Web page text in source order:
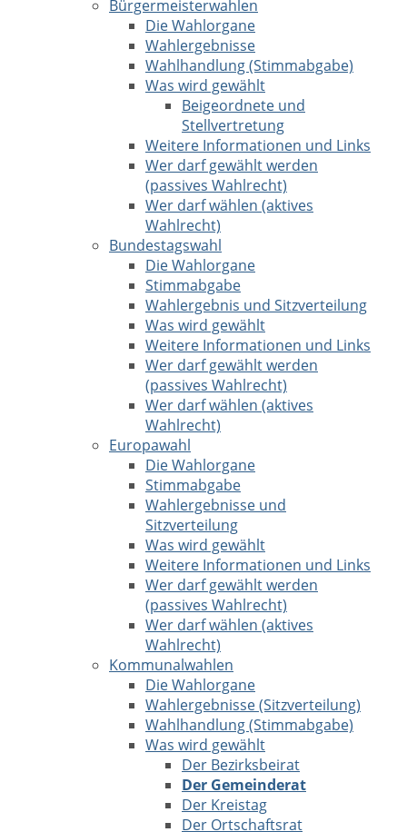
Bürgermeisterwahlen
Die Wahlorgane
Wahlergebnisse
Wahlhandlung (Stimmabgabe)
Was wird gewählt
Beigeordnete und
Stellvertretung
Weitere Informationen und Links
Wer darf gewählt werden
(passives Wahlrecht)
Wer darf wählen (aktives
Wahlrecht)
Bundestagswahl
Die Wahlorgane
Stimmabgabe
Wahlergebnis und Sitzverteilung
Was wird gewählt
Weitere Informationen und Links
Wer darf gewählt werden
(passives Wahlrecht)
Wer darf wählen (aktives
Wahlrecht)
Europawahl
Die Wahlorgane
Stimmabgabe
Wahlergebnisse und
Sitzverteilung
Was wird gewählt
Weitere Informationen und Links
Wer darf gewählt werden
(passives Wahlrecht)
Wer darf wählen (aktives
Wahlrecht)
Kommunalwahlen
Die Wahlorgane
Wahlergebnisse (Sitzverteilung)
Wahlhandlung (Stimmabgabe)
Was wird gewählt
Der Bezirksbeirat
Der Gemeinderat
Der Kreistag
Der Ortschaftsrat